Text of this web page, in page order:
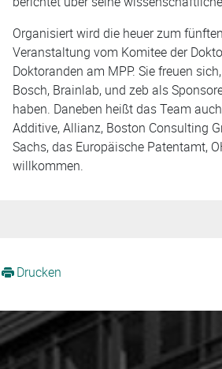
Organisiert wird die heuer zum
Veranstaltung vom Komitee der
Doktoranden am MPP. Sie freuen
Bosch, Brainlab, und zeb als
haben. Daneben heißt das Team
Additive, Allianz, Boston Consulting
Sachs, das Europäische Patentamt,
willkommen.
Drucken